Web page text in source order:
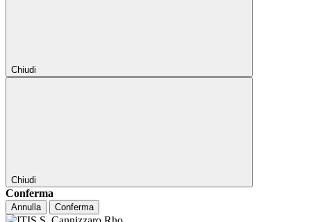
Chiudi
Chiudi
Conferma
Annulla Conferma